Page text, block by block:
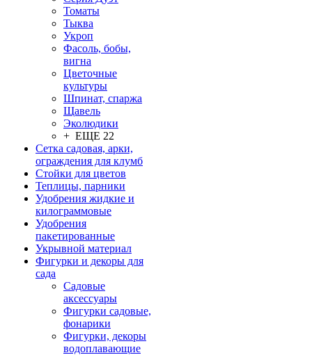
Томаты
Тыква
Укроп
Фасоль, бобы,
вигна
Цветочные
культуры
Шпинат, спаржа
Щавель
Эколюдики
+ ЕЩЕ 22
Сетка садовая, арки,
ограждения для клумб
Стойки для цветов
Теплицы, парники
Удобрения жидкие и
килограммовые
Удобрения
пакетированные
Укрывной материал
Фигурки и декоры для
сада
Садовые
аксессуары
Фигурки садовые,
фонарики
Фигурки, декоры
водоплавающие